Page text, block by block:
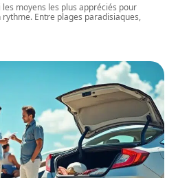
moyens les plus appréciés pour
Entre plages paradisiaques,